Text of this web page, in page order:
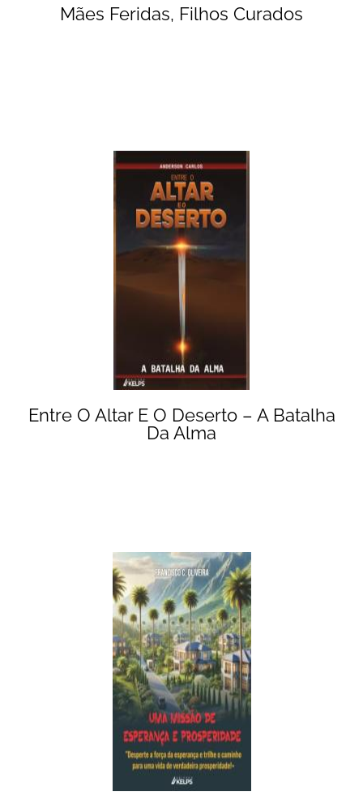
Mães Feridas, Filhos Curados
Entre O Altar E O Deserto – A Batalha
Da Alma